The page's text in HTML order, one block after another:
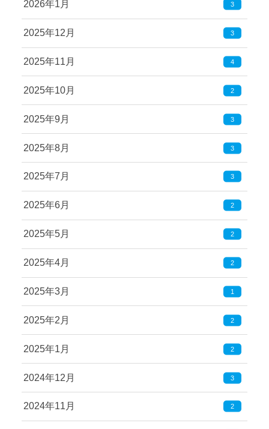
2026年1月 3
2025年12月 3
2025年11月 4
2025年10月 2
2025年9月 3
2025年8月 3
2025年7月 3
2025年6月 2
2025年5月 2
2025年4月 2
2025年3月 1
2025年2月 2
2025年1月 2
2024年12月 3
2024年11月 2